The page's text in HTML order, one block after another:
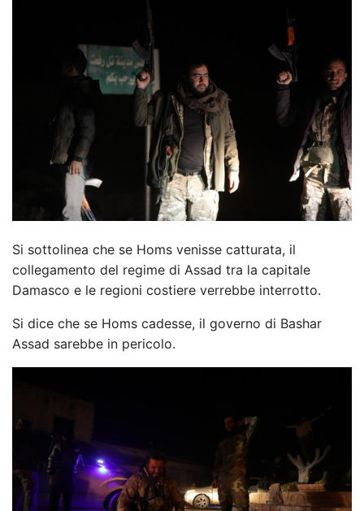
Si sottolinea che se Homs venisse catturata, il
collegamento del regime di Assad tra la capitale
Damasco e le regioni costiere verrebbe interrotto.
Si dice che se Homs cadesse, il governo di Bashar
Assad sarebbe in pericolo.